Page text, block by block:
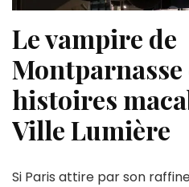
Le vampire de
histoires
Ville Lumière
Si Paris attire par son